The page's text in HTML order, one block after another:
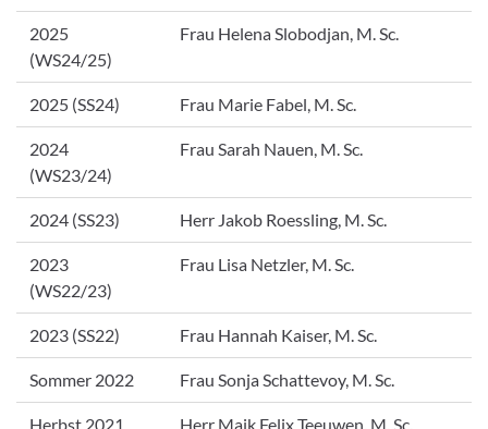
2025
(WS24/25)
Frau Helena Slobodjan, M. Sc.
2025 (SS24) Frau Marie Fabel, M. Sc.
2024
(WS23/24)
Frau Sarah Nauen, M. Sc.
2024 (SS23) Herr Jakob Roessling, M. Sc.
2023
(WS22/23)
Frau Lisa Netzler, M. Sc.
2023 (SS22) Frau Hannah Kaiser, M. Sc.
Sommer 2022 Frau Sonja Schattevoy, M. Sc.
Herbst 2021 Herr Maik Felix Teeuwen, M. Sc.